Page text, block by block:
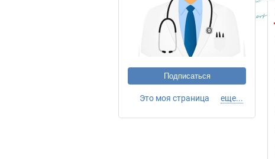
Подписаться
Это моя страница еще...